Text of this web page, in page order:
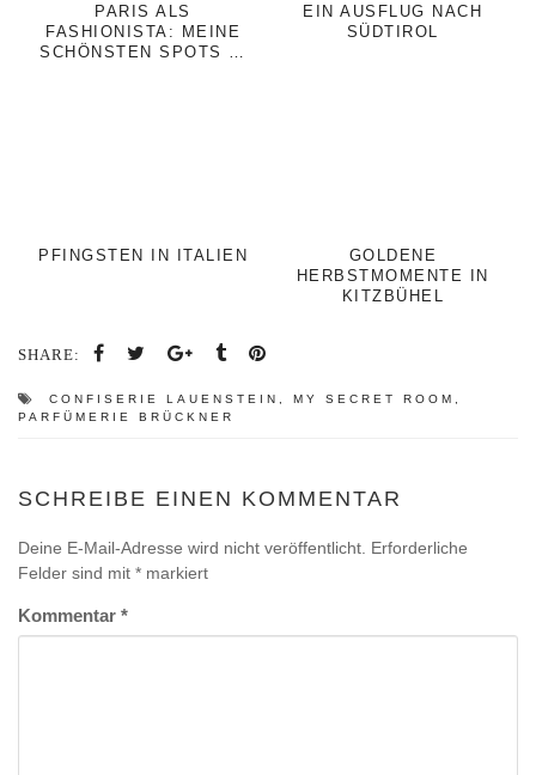
PARIS ALS
FASHIONISTA: MEINE
SCHÖNSTEN SPOTS …
EIN AUSFLUG NACH
SÜDTIROL
PFINGSTEN IN ITALIEN
GOLDENE
HERBSTMOMENTE IN
KITZBÜHEL
SHARE:
CONFISERIE LAUENSTEIN , MY SECRET ROOM ,
PARFÜMERIE BRÜCKNER
SCHREIBE EINEN KOMMENTAR
Deine E-Mail-Adresse wird nicht veröffentlicht. Erforderliche
Felder sind mit * markiert
Kommentar *